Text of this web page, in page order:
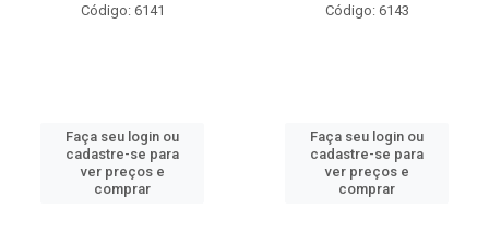
Código: 6141
Faça seu login ou
cadastre-se para
ver preços e
comprar
Código: 6143
Faça seu login ou
cadastre-se para
ver preços e
comprar